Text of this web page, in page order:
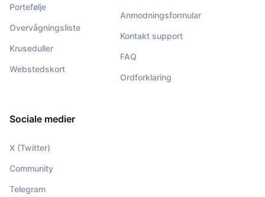
Portefølje
Overvågningsliste
Kruseduller
Webstedskort
Anmodningsformular
Kontakt support
FAQ
Ordforklaring
Sociale medier
X (Twitter)
Community
Telegram